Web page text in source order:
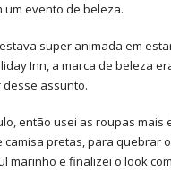
um evento de beleza.
super animada em
Inn, a marca de beleza
assunto.
então usei as roupas mais
camisa pretas, para quebrar
marinho e finalizei o look